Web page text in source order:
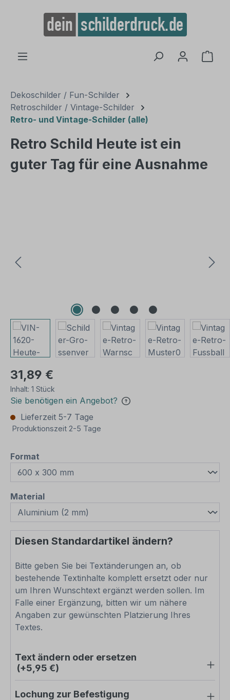
springen
Dekoschilder / Fun-Schilder
Retroschilder / Vintage-Schilder
Retro- und Vintage-Schilder (alle)
Retro Schild Heute ist ein
guter Tag für eine Ausnahme
31,89 €
Inhalt: 1 Stück
Sie benötigen ein Angebot?
Lieferzeit 5-7 Tage
Produktionszeit 2-5 Tage
Format
Materialauswählen
Diesen Standardartikel ändern?
Bitte geben Sie bei Textänderungen an, ob
bestehende Textinhalte komplett ersetzt oder nur
um Ihren Wunschtext ergänzt werden sollen. Im
Falle einer Ergänzung, bitten wir um nähere
Angaben zur gewünschten Platzierung Ihres
Textes.
Text ändern oder ersetzen
(+5,95 €)
Lochung zur Befestigung